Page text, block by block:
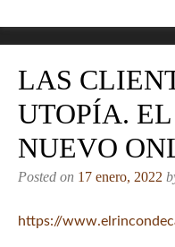
LAS
UTOPÍA.
NUEVO
Posted on 17 enero, 2022
https://